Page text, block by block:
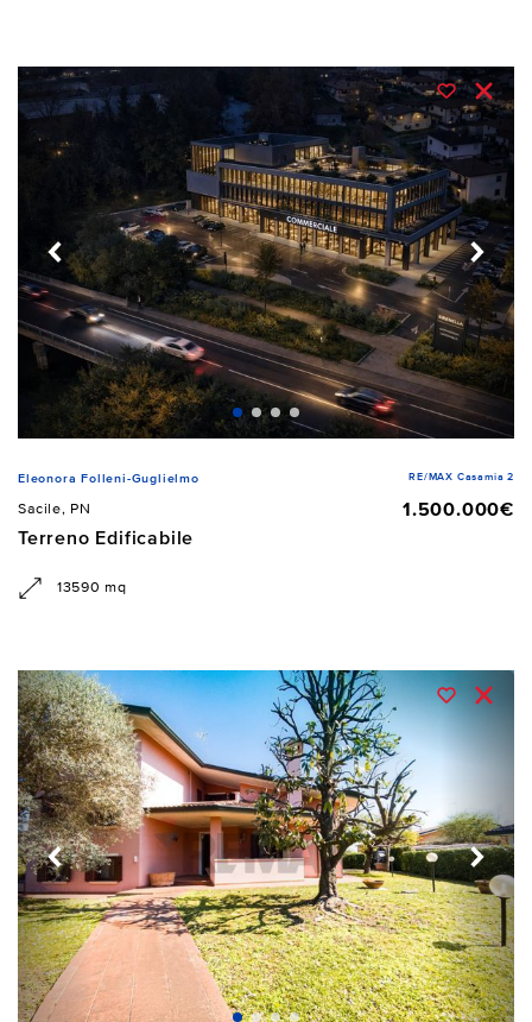
Eleonora Folleni-Guglielmo RE/MAX Casamia 2
Sacile, PN
1.500.000€
Terreno Edificabile
13590 mq